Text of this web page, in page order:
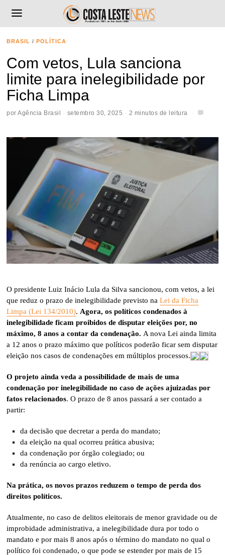
BRASIL / POLÍTICA
Com vetos, Lula sanciona
limite para inelegibilidade por
Ficha Limpa
porAgência Brasil setembro 30, 2025 2 minutos de leitura
O presidente Luiz Inácio Lula da Silva sancionou, com vetos, a lei
que reduz o prazo de inelegibilidade previsto naLei da Ficha
Limpa (Lei 134/2010). Agora, os políticos condenados à
inelegibilidade ficam proibidos de disputar eleições por, no
máximo, 8 anos a contar da condenação. A nova Lei ainda limita
a 12 anos o prazo máximo que políticos poderão ficar sem disputar
eleição nos casos de condenações em múltiplos processos.
O projeto ainda veda a possibilidade de mais de uma
condenação por inelegibilidade no caso de ações ajuizadas por
fatos relacionados. O prazo de 8 anos passará a ser contado a
partir:
da decisão que decretar a perda do mandato;
da eleição na qual ocorreu prática abusiva;
da condenação por órgão colegiado; ou
da renúncia ao cargo eletivo.
Na prática, os novos prazos reduzem o tempo de perda dos
direitos políticos.
Atualmente, no caso de delitos eleitorais de menor gravidade ou de
improbidade administrativa, a inelegibilidade dura por todo o
mandato e por mais 8 anos após o término do mandato no qual o
político foi condenado, o que pode se estender por mais de 15